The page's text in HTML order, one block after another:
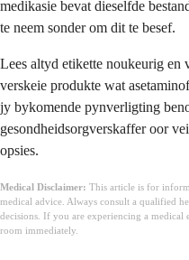
medikasie bevat dieselfde
te neem sonder om dit te besef.
Lees altyd etikette noukeurig
verskeie produkte wat
jy bykomende pynverligting
gesondheidsorgverskaffer oor
opsies.
Medical Disclaimer: This article is for
medical advice. Always consult a qualified
decisions. If you are experiencing a medical
room immediately.